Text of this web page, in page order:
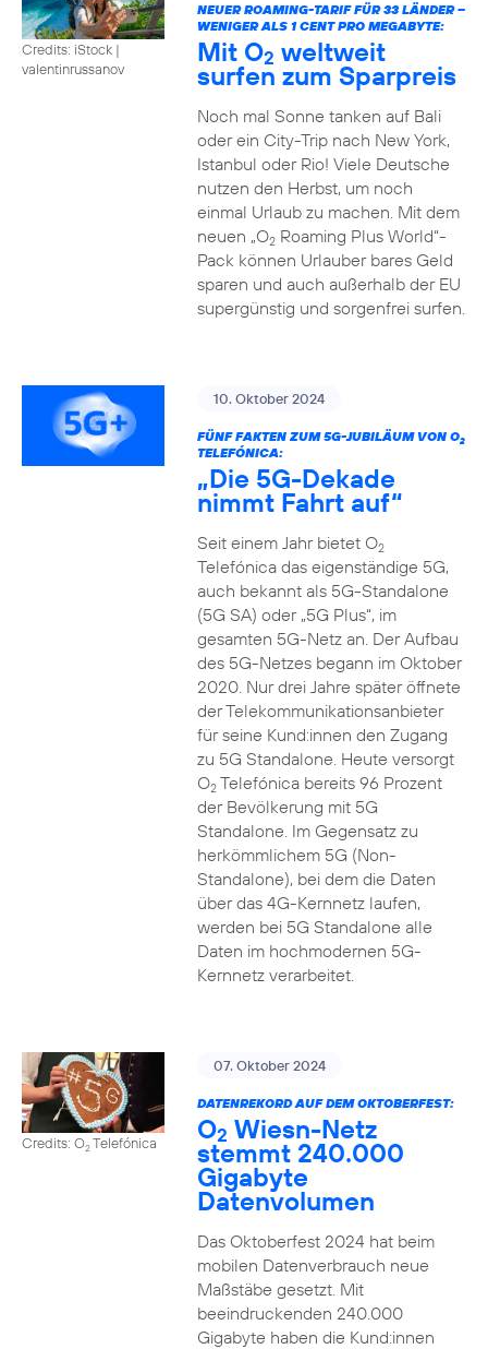
Credits: iStock |
valentinrussanov
NEUER ROAMING-TARIF FÜR 33 LÄNDER –
WENIGER ALS 1 CENT PRO MEGABYTE:
Mit O2 weltweit
surfen zum Sparpreis
Noch mal Sonne tanken auf Bali
oder ein City-Trip nach New York,
Istanbul oder Rio! Viele Deutsche
nutzen den Herbst, um noch
einmal Urlaub zu machen. Mit dem
neuen „O2Roaming Plus World“-
Pack können Urlauber bares Geld
sparen und auch außerhalb der EU
supergünstig und sorgenfrei surfen.
10. Oktober 2024
FÜNF FAKTEN ZUM 5G-JUBILÄUM VON O2
TELEFÓNICA:
„Die 5G-Dekade
nimmt Fahrt auf“
Seit einem Jahr bietet O2
Telefónica das eigenständige 5G,
auch bekannt als 5G-Standalone
(5G SA) oder „5G Plus“, im
gesamten 5G-Netz an. Der Aufbau
des 5G-Netzes begann im Oktober
2020. Nur drei Jahre später öffnete
der Telekommunikationsanbieter
für seine Kund:innen den Zugang
zu 5G Standalone. Heute versorgt
O2Telefónica bereits 96 Prozent
der Bevölkerung mit 5G
Standalone. Im Gegensatz zu
herkömmlichem 5G (Non-
Standalone), bei dem die Daten
über das 4G-Kernnetz laufen,
werden bei 5G Standalone alle
Daten im hochmodernen 5G-
Kernnetz verarbeitet.
Credits: O2Telefónica
07. Oktober 2024
DATENREKORD AUF DEM OKTOBERFEST:
O2 Wiesn-Netz
stemmt 240.000
Gigabyte
Datenvolumen
Das Oktoberfest 2024 hat beim
mobilen Datenverbrauch neue
Maßstäbe gesetzt. Mit
beeindruckenden 240.000
Gigabyte haben die Kund:innen